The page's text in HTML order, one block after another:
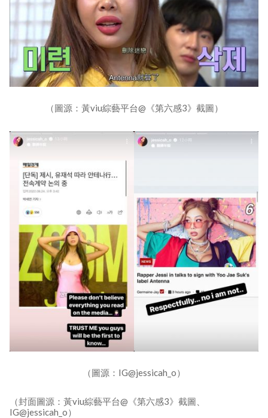
（圖源：黃viu綜藝平台@《第六感3》截圖）
（圖源：IG@jessicah_o）
（封面圖源：黃viu綜藝平台@《第六感3》截圖、
IG@jessicah_o）